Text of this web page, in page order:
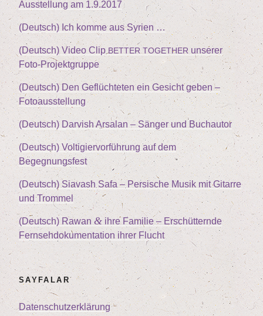
Aus­stel­lung am 1.9.2017
(Deutsch) Ich kom­me aus Syrien …
(Deutsch) Video Clip BETTER TOGETHER unse­rer
Foto-Projektgruppe
(Deutsch) Den Geflüch­te­ten ein Gesicht geben –
Fotoausstellung
(Deutsch) Dar­vish Arsalan – Sän­ger und Buchautor
(Deutsch) Vol­ti­gier­vor­füh­rung auf dem
Begegnungsfest
(Deutsch) Sia­vash Safa – Per­si­sche Musik mit Gitar­re
und Trommel
(Deutsch) Rawan& ihre Fami­lie – Erschüt­tern­de
Fern­seh­do­ku­men­ta­ti­on ihrer Flucht
SAY­FA­LAR
Daten­schutz­er­klä­rung